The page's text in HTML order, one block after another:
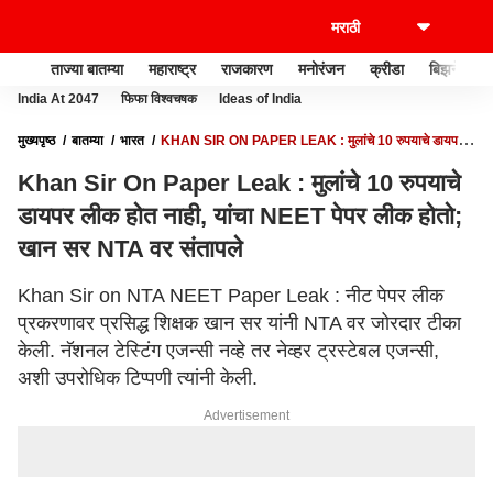
ताज्या बातम्या महाराष्ट्र राजकारण मनोरंजन क्रीडा बिझनेस
India At 2047 फिफा विश्वचषक Ideas of India
मुख्यपृष्ठ बातम्या भारत
KHAN SIR ON PAPER LEAK : मुलांचे 10 रुपयाचे डायपर
Khan Sir On Paper Leak : मुलांचे 10 रुपयाचे
डायपर लीक होत नाही, यांचा NEET पेपर लीक होतो;
खान सर NTA वर संतापले
Khan Sir on NTA NEET Paper Leak : नीट पेपर लीक
प्रकरणावर प्रसिद्ध शिक्षक खान सर यांनी NTA वर जोरदार टीका
केली. नॅशनल टेस्टिंग एजन्सी नव्हे तर नेव्हर ट्रस्टेबल एजन्सी,
अशी उपरोधिक टिप्पणी त्यांनी केली.
Advertisement